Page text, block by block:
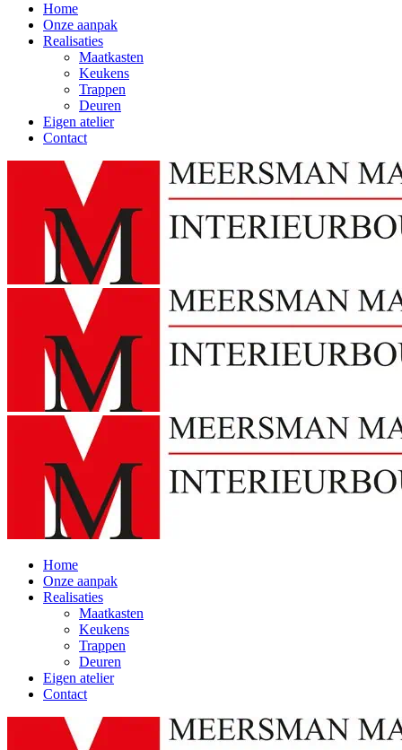
Home
Onze aanpak
Realisaties
Maatkasten
Keukens
Trappen
Deuren
Eigen atelier
Contact
Home
Onze aanpak
Realisaties
Maatkasten
Keukens
Trappen
Deuren
Eigen atelier
Contact